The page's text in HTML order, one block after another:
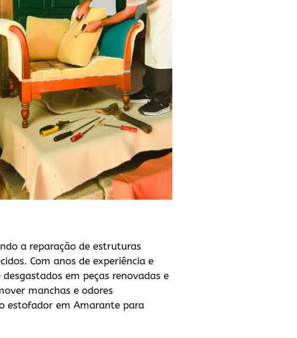
a reparação de estruturas
Com anos de experiência e
em peças renovadas e
manchas e odores
estofador em Amarante para